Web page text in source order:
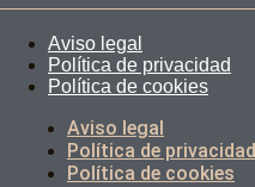
Aviso legal
Política de privacidad
Política de cookies
Aviso legal
Política de privacidad
Política de cookies